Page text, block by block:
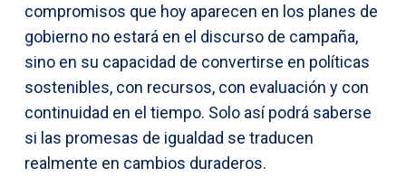
compromisos que hoy aparecen en los planes de
gobierno no estará en el discurso de campaña,
sino en su capacidad de convertirse en políticas
sostenibles, con recursos, con evaluación y con
continuidad en el tiempo. Solo así podrá saberse
si las promesas de igualdad se traducen
realmente en cambios duraderos.